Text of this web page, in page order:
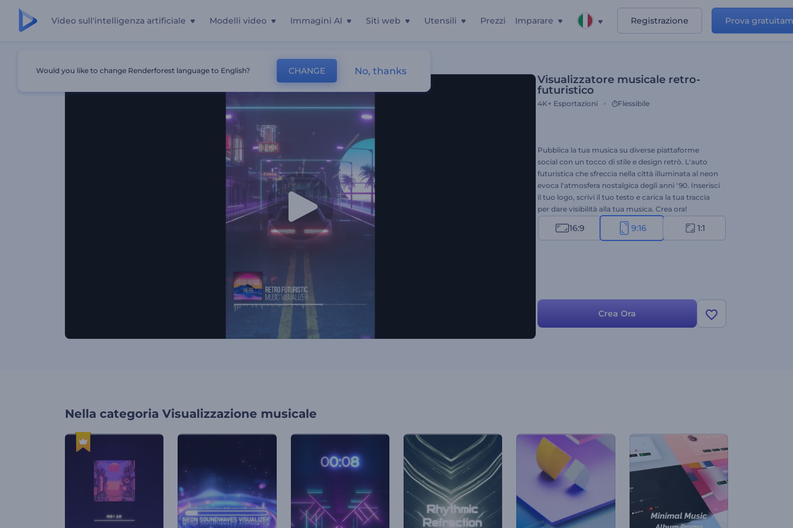
Video sull'intelligenza artificiale Modelli video Immagini AI Siti web Utensili Prezzi Imparare Registrazione Prova
Visualizzatore musicale retro-
futuristico
4K+ Esportazioni Flessibile
Pubblica la tua musica su diverse piattaforme
social con un tocco di stile e design retrò. L'auto
futuristica che sfreccia nella città illuminata al neon
evoca l'atmosfera nostalgica degli anni '90. Inserisci
il tuo logo, scrivi il tuo testo e carica la tua traccia
per dare visibilità alla tua musica. Crea ora!
16:9 9:16 1:1
Crea Ora
Nella categoria Visualizzazione musicale
Would you like to change Renderforest language to English? CHANGE No, thanks